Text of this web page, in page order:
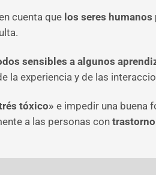
cuenta que los seres
sensibles a algunos
la experiencia y de las
tóxico» e impedir una buena
a las personas con